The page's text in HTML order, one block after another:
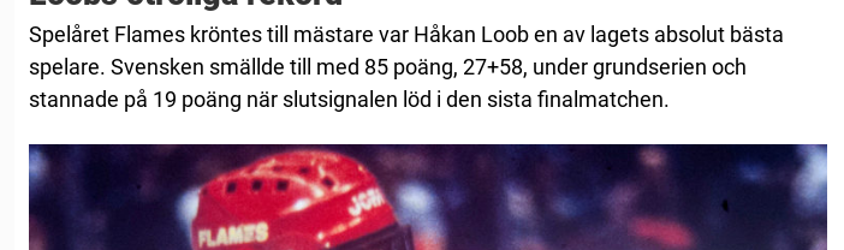
Spelåret Flames kröntes till mästare var Håkan Loob en av lagets absolut bästa
spelare. Svensken smällde till med 85 poäng, 27+58, under grundserien och
stannade på 19 poäng när slutsignalen löd i den sista finalmatchen.